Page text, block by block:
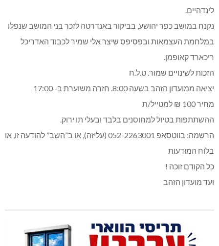
לינדהיים.
נקנח במושב כפר יהושע, בביקור באנדרטה לזכר בני המושב שנפלו
במלחמת העצמאות ובפסיפס שיצר אלי שמיר לכבוד האדריכל
ריכארד קאופמן.
הזכות לשינויים שמור. ט.ל.ח
יציאה ממועדון הזהב בשעה 8:00. חזרה משוערת ב- 17:00
מחיר 100 ₪ למטייל/ת
ההשתתפות בטיול למחוסנים בלבד ובעלי תו ירוק.
הרשמה: בווטסאפ 052-2263001 (עליזה), או ב”השב” להודעה זו, או
בלוח המודעות
כל הקודם זוכה !‏
ועד מועדון הזהב